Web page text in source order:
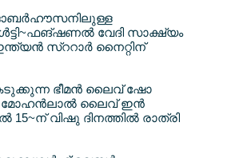
ഓബര്‍ഹൗസനിലുള്ള
വേദി സാക്ഷ്യം
സ്ററാര്‍ നൈറ്റിന്
ഭീമന്‍ ലൈവ് ഷോ
മോഹന്‍ലാല്‍ ലൈവ് ഇന്‍
15~ന് വിഷു ദിനത്തില്‍ രാത്രി